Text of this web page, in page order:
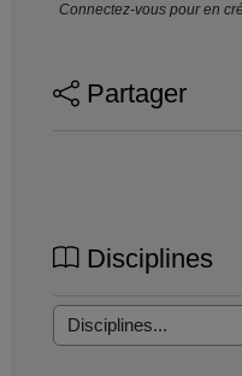
Connectez-vous pour en
Partager
Disciplines